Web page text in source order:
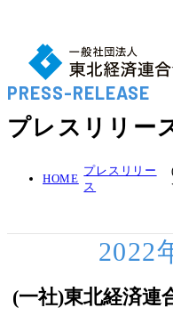
PRESS-RELEASE
プレスリリー
HOME
プレスリリー
ス
2022
(一社)東北経済連